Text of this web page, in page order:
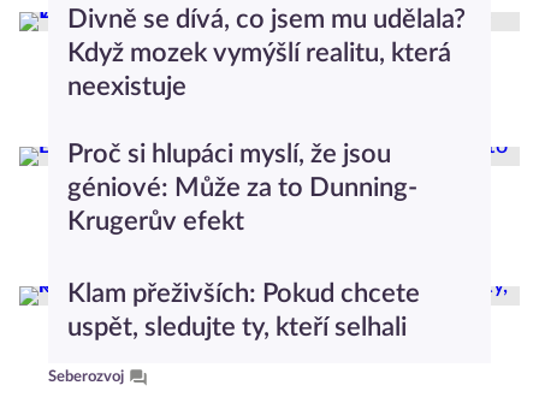
Divně se dívá, co jsem mu udělala?
Když mozek vymýšlí realitu, která
neexistuje
Proč si hlupáci myslí, že jsou
géniové: Může za to Dunning-
Krugerův efekt
Klam přeživších: Pokud chcete
uspět, sledujte ty, kteří selhali
Seberozvoj